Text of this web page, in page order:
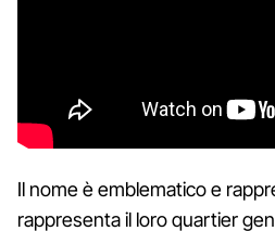
Il nome è emblematico e
rappresenta il loro quartier